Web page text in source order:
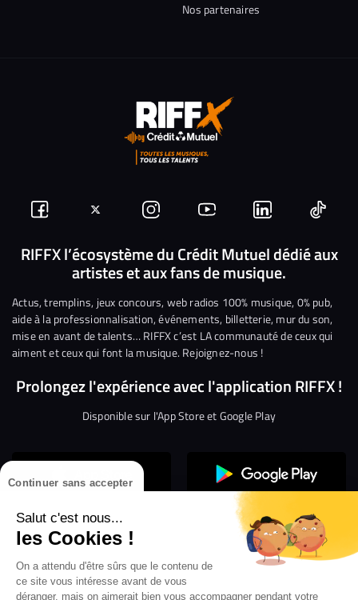
Continuer sans accepter
Salut c'est nous...
les Cookies !
On a attendu d'être sûrs que le contenu de
ce site vous intéresse avant de vous
déranger, mais on aimerait bien vous accompagner pendant votre
Nos partenaires
Suivez-
nous
Facebook
Suivez-
nous
sur
Twitter
Nous
rejoindre
sur
Instagram
Nous
rejoindre
sur
YouTube
Nous
rejoindre
sur
Linkedin
Nous
RIFFX l’écosystème du Crédit Mutuel dédié aux
artistes et aux fans de musique.
Actus, tremplins, jeux concours, web radios 100% musique, 0% pub,
aide à la professionnalisation, événements, billetterie, mur du son,
mise en avant de talents… RIFFX c’est LA communauté de ceux qui
aiment et ceux qui font la musique. Rejoignez-nous !
Prolongez l'expérience avec l'application RIFFX !
Disponible sur l'App Store et Google Play
Confidentialité
Gestion des cookies
Conditions générales d’utilisation
Mentions légales